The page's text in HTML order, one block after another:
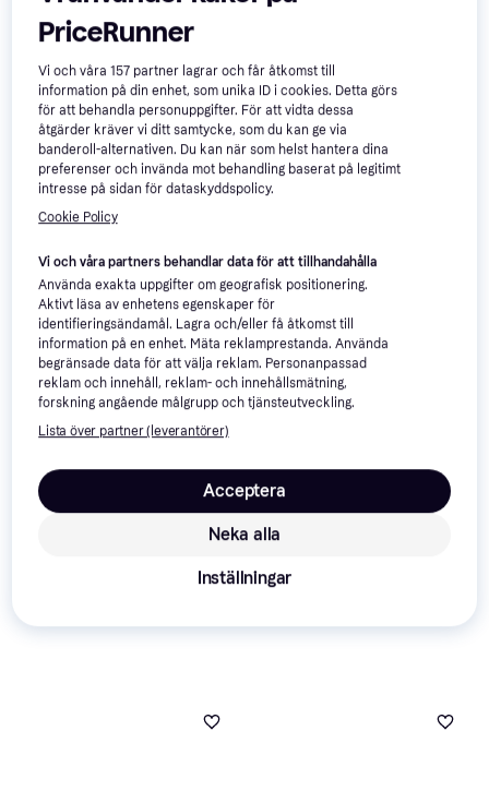
2 391 kr
2 butiker
Black
5 996 kr
2 butiker
Annons
PriceRunner
Vi och våra157 partner lagrar och får åtkomst till
information på din enhet, som unika ID i cookies. Detta görs
för att behandla personuppgifter. För att vidta dessa
åtgärder kräver vi ditt samtycke, som du kan ge via
banderoll-alternativen. Du kan när som helst hantera dina
preferenser och invända mot behandling baserat på legitimt
intresse på sidan för dataskyddspolicy.
Cookie Policy
Vi och våra partners behandlar data för att tillhandahålla
Använda exakta uppgifter om geografisk positionering.
Aktivt läsa av enhetens egenskaper för
identifieringsändamål. Lagra och/eller få åtkomst till
information på en enhet. Mäta reklamprestanda. Använda
begränsade data för att välja reklam. Personanpassad
reklam och innehåll, reklam- och innehållsmätning,
forskning angående målgrupp och tjänsteutveckling.
Lista över partner (leverantörer)
Neka alla
Acceptera
Inställningar